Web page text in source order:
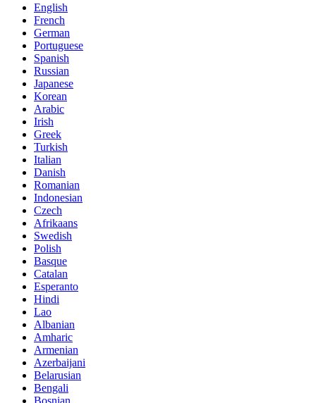
English
French
German
Portuguese
Spanish
Russian
Japanese
Korean
Arabic
Irish
Greek
Turkish
Italian
Danish
Romanian
Indonesian
Czech
Afrikaans
Swedish
Polish
Basque
Catalan
Esperanto
Hindi
Lao
Albanian
Amharic
Armenian
Azerbaijani
Belarusian
Bengali
Bosnian